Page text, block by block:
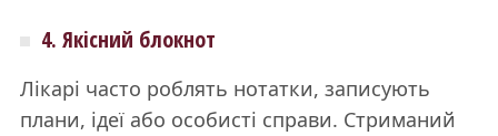
4. Якісний блокнот
Лікарі часто роблять нотатки, записують
плани, ідеї або особисті справи. Стриманий